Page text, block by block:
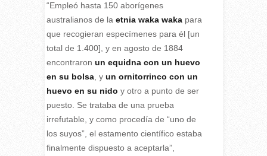
“Empleó hasta 150 aborígenes
australianos de la etnia waka wakapara
que recogieran especímenes para él [un
total de 1.400], y en agosto de 1884
encontraron un equidna con un huevo
en su bolsa, y un ornitorrinco con un
huevo en su nido y otro a punto de ser
puesto. Se trataba de una prueba
irrefutable, y como procedía de “uno de
los suyos”, el estamento científico estaba
finalmente dispuesto a aceptarla”,